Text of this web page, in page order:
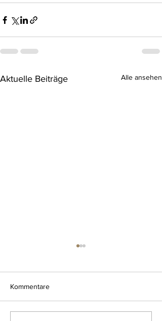
Aktuelle Beiträge Alle ansehen
Kommentare